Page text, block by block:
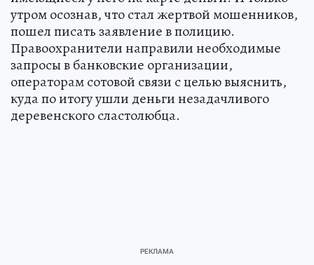
утром осознав, что стал жертвой мошенников,
пошел писать заявление в полицию.
Правоохранители направили необходимые
запросы в банковские организации,
операторам сотовой связи с целью выяснить,
куда по итогу ушли деньги незадачливого
деревенского сластолюбца.